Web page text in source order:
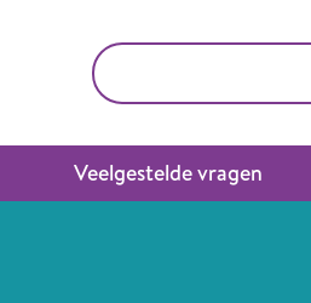
Veelgestelde vragen